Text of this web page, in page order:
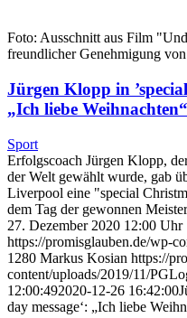
Foto: Ausschnitt aus Film
freundlicher Genehmigung
Jürgen Klopp in
„Ich liebe Weihnachten“
Sport
Erfolgscoach Jürgen Klopp,
der Welt gewählt wurde, gab
Liverpool eine "special
dem Tag der gewonnen
27. Dezember 2020 12:00 Uhr
https://promisglauben.de/wp-
1280 Markus Kosian https://
content/uploads/2019/11/
12:00:492020-12-26 16:42:00
day message‘: „Ich liebe